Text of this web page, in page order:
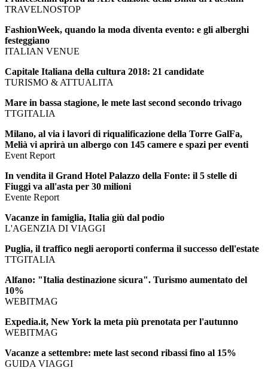
TRAVELNOSTOP
FashionWeek, quando la moda diventa evento: e gli alberghi
festeggiano
ITALIAN VENUE
Capitale Italiana della cultura 2018: 21 candidate
TURISMO & ATTUALITA
Mare in bassa stagione, le mete last second secondo trivago
TTGITALIA
Milano, al via i lavori di riqualificazione della Torre GalFa,
Melià vi aprirà un albergo con 145 camere e spazi per eventi
Event Report
In vendita il Grand Hotel Palazzo della Fonte: il 5 stelle di
Fiuggi va all'asta per 30 milioni
Evente Report
Vacanze in famiglia, Italia giù dal podio
L'AGENZIA DI VIAGGI
Puglia, il traffico negli aeroporti conferma il successo dell'estate
TTGITALIA
Alfano: "Italia destinazione sicura". Turismo aumentato del
10%
WEBITMAG
Expedia.it, New York la meta più prenotata per l'autunno
WEBITMAG
Vacanze a settembre: mete last second ribassi fino al 15%
GUIDA VIAGGI